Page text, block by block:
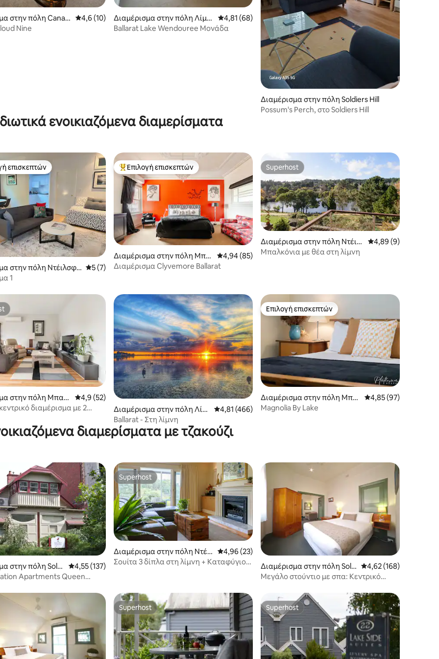
5, 104 κριτικές
στην πόλη Canadi Μέση βαθμολογία: 4,6 στα 5, 10 κριτικές
4,6 (10)
Nine
Διαμέρισμα στην πόλη Λίμν
η Γουεντούρι
Μέση βαθμολογία: 4,81 στα 5, 68 κριτικές
4,81 (68)
Ballarat Lake Wendouree Μονάδα
Διαμέρισμα στην πόλη Soldiers Hill
Possum's Perch, στο Soldiers Hill
ενοικιαζόμενα διαμερίσματα
5, 12 κριτικές
επιλογή επισκεπτών
επισκεπτών
στην πόλη Ντέιλσφο Μέση βαθμολογία: 5 στα 5, 7 κριτικές
5 (7)
1
Κορυφαία επιλογή επισκεπτών
Επιλογή επισκεπτών
Διαμέρισμα στην πόλη Μπα
λαράτ Κεντρικό
Μέση βαθμολογία: 4,94 στα 5, 85 κριτικές
4,94 (85)
Διαμέρισμα Clyvemore Ballarat
Superhost
Superhost
Διαμέρισμα στην πόλη Ντέιλ
σφορντ
Μέση βαθμολογία:
4,89 (9)
Μπαλκόνια με θέα στη λίμνη
5, 552 κριτικές
στην πόλη Μπαλ
Μέση βαθμολογία: 4,9 στα 5, 52 κριτικές
4,9 (52)
διαμέρισμα με 2
Διαμέρισμα στην πόλη Λίμ
νη Γουεντούρι
Μέση βαθμολογία: 4,81 στα 5, 466 κριτικές
4,81 (466)
Ballarat - Στη λίμνη
Επιλογή επισκεπτών
Επιλογή επισκεπτών
Διαμέρισμα στην πόλη Μπα
λαράτ Κεντρικό
Μέση βαθμολογία:
4,85 (97)
Magnolia By Lake
διαμερίσματα με τζακούζι
5, 81 κριτικές
στην πόλη Soldi
Μέση βαθμολογία: 4,55 στα 5, 137 κριτικές
4,55 (137)
Apartments Queen
Superhost
Superhost
Διαμέρισμα στην πόλη Ντέιλ
σφορντ
Μέση βαθμολογία: 4,96 στα 5, 23 κριτικές
4,96 (23)
Σουίτα 3 δίπλα στη λίμνη + Καταφύγιο
Διαμέρισμα στην πόλη Soldi
ers Hill
Μέση βαθμολογία:
4,62 (168)
Μεγάλο στούντιο με σπα: Κεντρικό
Superhost
Superhost Superhost
Superhost